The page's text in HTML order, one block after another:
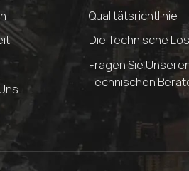
Qualitätsrichtlinie
Die Technische
Fragen Sie
Technischen